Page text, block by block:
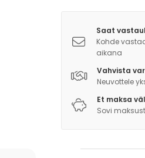
Saat
Kohde
aikana
Vahvista
Neuvottele
Et maksa
Sovi